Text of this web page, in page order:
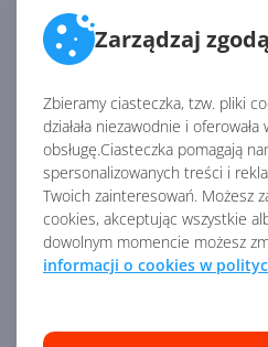
Zarządzaj
Zbieramy ciasteczka, tzw. pliki
działała niezawodnie i oferowała
obsługę.Ciasteczka pomagają
spersonalizowanych treści i
Twoich zainteresowań. Możesz
cookies, akceptując wszystkie
dowolnym momencie możesz
informacji o cookies w
627,35
Dostawagratis!
Dodaj do
Dodaj do